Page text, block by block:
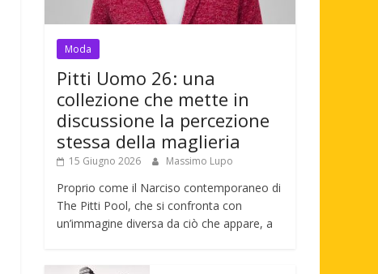
Moda
Pitti Uomo 26: una
collezione che mette in
discussione la percezione
stessa della maglieria
15 Giugno 2026 Massimo Lupo
Proprio come il Narciso contemporaneo di
The Pitti Pool, che si confronta con
un’immagine diversa da ciò che appare, a